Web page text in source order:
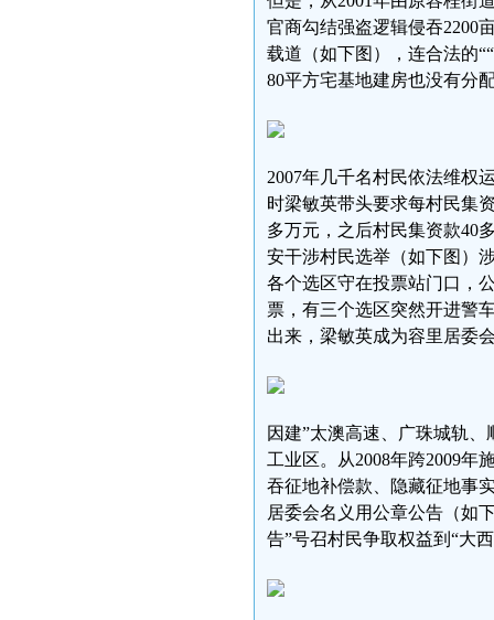
官商勾结强盗逻辑侵吞2200
载道（如下图），连合法的
80平方宅基地建房也没有分
2007年几千名村民依法维权
时梁敏英带头要求每村民集
多万元，之后村民集资款40
安干涉村民选举（如下图）
各个选区守在投票站门口，
票，有三个选区突然开进警
出来，梁敏英成为容里居委
因建”太澳高速、广珠城轨
工业区。从2008年跨2009年
吞征地补偿款、隐藏征地事
居委会名义用公章公告（如
告”号召村民争取权益到“大